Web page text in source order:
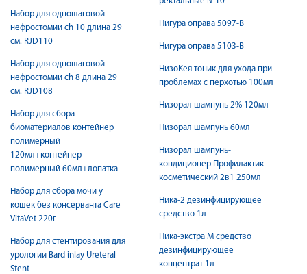
Набор для одношаговой
нефростомии ch 10 длина 29
см. RJD110
Набор для одношаговой
нефростомии ch 8 длина 29
см. RJD108
Набор для сбора
биоматериалов контейнер
полимерный
120мл+контейнер
полимерный 60мл+лопатка
Набор для сбора мочи у
кошек без консерванта Care
VitaVet 220г
Набор для стентирования для
урологии Bard inlay Ureteral
Stent
Нигура оправа 5097-B
Нигура оправа 5103-B
НизоКея тоник для ухода при
проблемах с перхотью 100мл
Низорал шампунь 2% 120мл
Низорал шампунь 60мл
Низорал шампунь-
кондиционер Профилактик
косметический 2в1 250мл
Ника-2 дезинфицирующее
средство 1л
Ника-экстра М средство
дезинфицирующее
концентрат 1л